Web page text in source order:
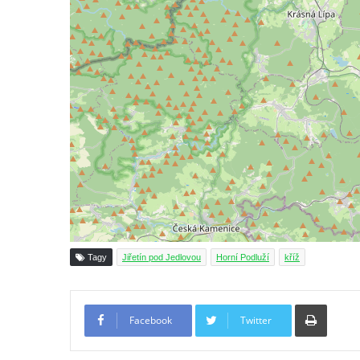
Boží muka svatého Floriána v Mezné
Neugebauerův kříž východně od Sloupu v
Čechách
Kříž u kostela Zvěstování Panny Marie v
Duchcově
Údajný kříž před kostelem svatých Petra a
Pavla v Jeníkově
Kříž na návsi v Jeníkově
Kříž na křižovatce v Teplické ulici v Lahošti
Kříž U Pěti lip na pastvině severovýchodně
od Mikulášovic
Mikulášovicích
Wäberův kříž v zahradě domu čp. 184 v
Mikulášovicích
Tagy Jiřetín pod Jedlovou Horní Podluží kříž
Facebook Twitter